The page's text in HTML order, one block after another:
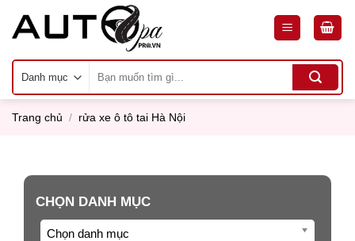
kiếm:
Trang chủ / rửa xe ô tô tai Hà Nội
CHỌN DANH MỤC
Chọn danh mục